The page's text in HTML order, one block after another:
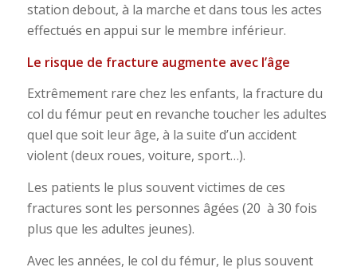
station debout, à la marche et dans tous les actes
effectués en appui sur le membre inférieur.
Le risque de fracture augmente avec l’âge
Extrêmement rare chez les enfants, la fracture du
col du fémur peut en revanche toucher les adultes
quel que soit leur âge, à la suite d’un accident
violent (deux roues, voiture, sport…).
Les patients le plus souvent victimes de ces
fractures sont les personnes âgées (20 à 30 fois
plus que les adultes jeunes).
Avec les années, le col du fémur, le plus souvent